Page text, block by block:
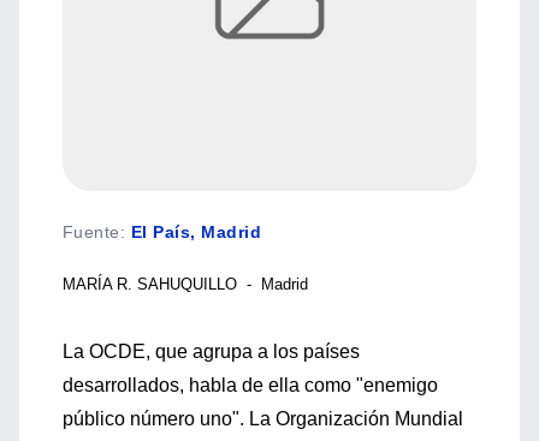
Fuente: El País, Madrid
MARÍA R. SAHUQUILLO - Madrid
La OCDE, que agrupa a los países
desarrollados, habla de ella como "enemigo
público número uno". La Organización Mundial